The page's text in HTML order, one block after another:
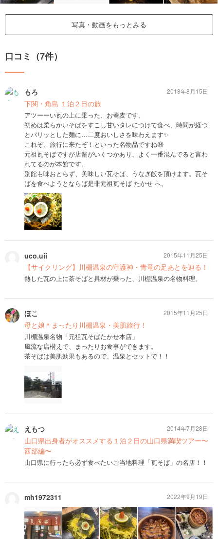
写真・動画をもっとみる
口コミ（7件）
もろ
下関・角島 １泊２日の旅
アツーーい瓦の上に乗った、お蕎麦です。
初めは柔らかいそばをすこし甘いタレにつけて食べ、時間が経つ
とパリッとした麺に…二度おいしさを味わえます✨
これぞ、旅行に来たぞ！といった名物品ですね😃
元祖瓦そばですが店舗がいくつかあり、よく一番混んでると言わ
れてるのが本館です。
別館も味おとらず、美味しい瓦そば、うなぎ飯を頂けます。瓦そ
ばを食べようとならば是非元祖瓦そば たかせ へ。
2018年8月15日
uco.uii
【サイクリング】川棚温泉の守護神・青竜の足あとを辿る！
熱した瓦の上に茶そばと具材が乗った、川棚温泉の名物料理。
2015年11月25日
ほこ
母と娘＊まったり川棚温泉・美肌旅行！
川棚温泉名物「元祖瓦そばたかせ本店」
風流な店構えで、まったりお食事ができます。
茶そばは美肌効果もあるので、温泉とセットで！！
2015年11月25日
えもつ
山口県出身者がオススメする１泊２日の山口県満喫ツアー〜
西部編〜
山口県に行ったら必ず食べたいご当地料理「瓦そば」の名店！！
2014年7月28日
mh1972311 2022年9月19日